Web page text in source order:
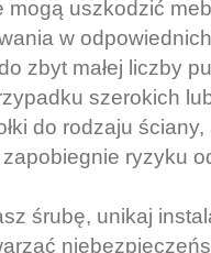
mogą uszkodzić
w
zbyt małej liczby
szerokich
do rodzaju
ryzyku
śrubę, unikaj